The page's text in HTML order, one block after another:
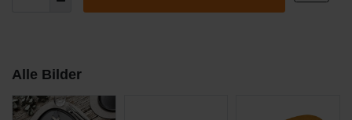
Alle Bilder